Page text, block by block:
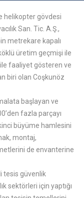
helikopter gövdesi
San. Tic. A.Ş.,
metrekare kapalı
üretim geçmişi ile
ile faaliyet gösteren ve
biri olan Coşkunöz
başlayan ve
fazla parçayı
büyüme hamlesini
montaj,
de envanterine
tesis güvenlik
sektörleri için yaptığı